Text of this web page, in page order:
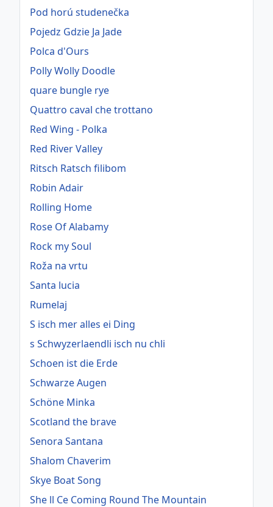
Pod horú studenečka
Pojedz Gdzie Ja Jade
Polca d'Ours
Polly Wolly Doodle
quare bungle rye
Quattro caval che trottano
Red Wing - Polka
Red River Valley
Ritsch Ratsch filibom
Robin Adair
Rolling Home
Rose Of Alabamy
Rock my Soul
Roža na vrtu
Santa lucia
Rumelaj
S isch mer alles ei Ding
s Schwyzerlaendli isch nu chli
Schoen ist die Erde
Schwarze Augen
Schöne Minka
Scotland the brave
Senora Santana
Shalom Chaverim
Skye Boat Song
She ll Ce Coming Round The Mountain